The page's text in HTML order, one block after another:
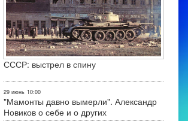
СССР: выстрел в спину
29 июнь 10:00
"Мамонты давно вымерли". Александр
Новиков о себе и о других